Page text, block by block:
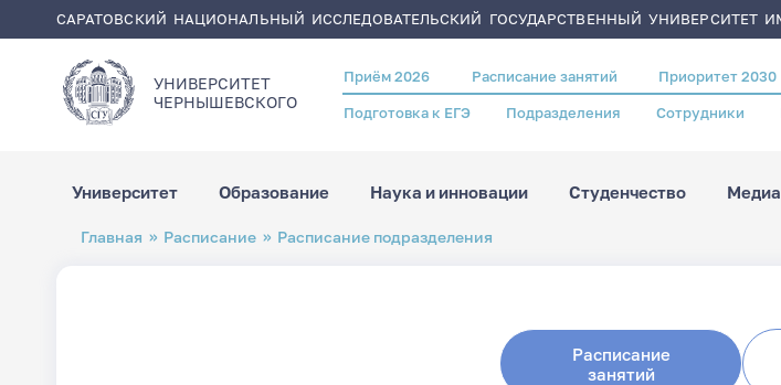
САРАТОВСКИЙ НАЦИОНАЛЬНЫЙ ИССЛЕДОВАТЕЛЬСКИЙ ГОСУДАРСТВЕННЫЙ УНИВЕРСИТЕТ
УНИВЕРСИТЕТ
ЧЕРНЫШЕВСКОГO
Header
menu
Приём 2026 Расписание занятий Приоритет 2030
Подготовка к ЕГЭ Подразделения Сотрудники
Университет Образование Наука и инновации Студенчество Медиа
Строка
навигации
Главная Расписание Расписание подразделения
Расписание
занятий